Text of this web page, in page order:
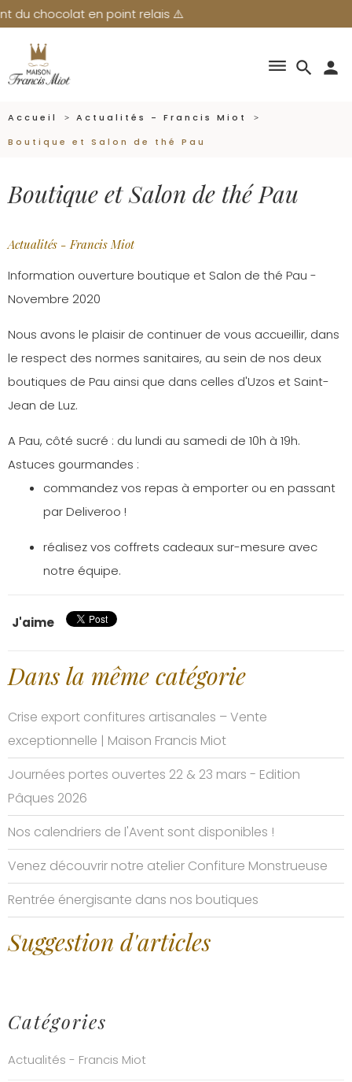
chocolat en point relais ⚠️
search
dehaze person
Accueil
Actualités - Francis Miot
Boutique et Salon de thé Pau
Boutique et Salon de thé Pau
Actualités - Francis Miot
Information ouverture boutique et Salon de thé Pau -
Novembre 2020
Nous avons le plaisir de continuer de vous accueillir, dans
le respect des normes sanitaires, au sein de nos deux
boutiques de Pau ainsi que dans celles d'Uzos et Saint-
Jean de Luz.
A Pau, côté sucré : du lundi au samedi de 10h à 19h.
Astuces gourmandes :
commandez vos repas à emporter ou en passant
par Deliveroo !
réalisez vos coffrets cadeaux sur-mesure avec
notre équipe.
J'aime
Dans la même catégorie
Crise export confitures artisanales – Vente
exceptionnelle | Maison Francis Miot
Journées portes ouvertes 22 & 23 mars - Edition
Pâques 2026
Nos calendriers de l'Avent sont disponibles !
Venez découvrir notre atelier Confiture Monstrueuse
Rentrée énergisante dans nos boutiques
Suggestion d'articles
Catégories
Actualités - Francis Miot